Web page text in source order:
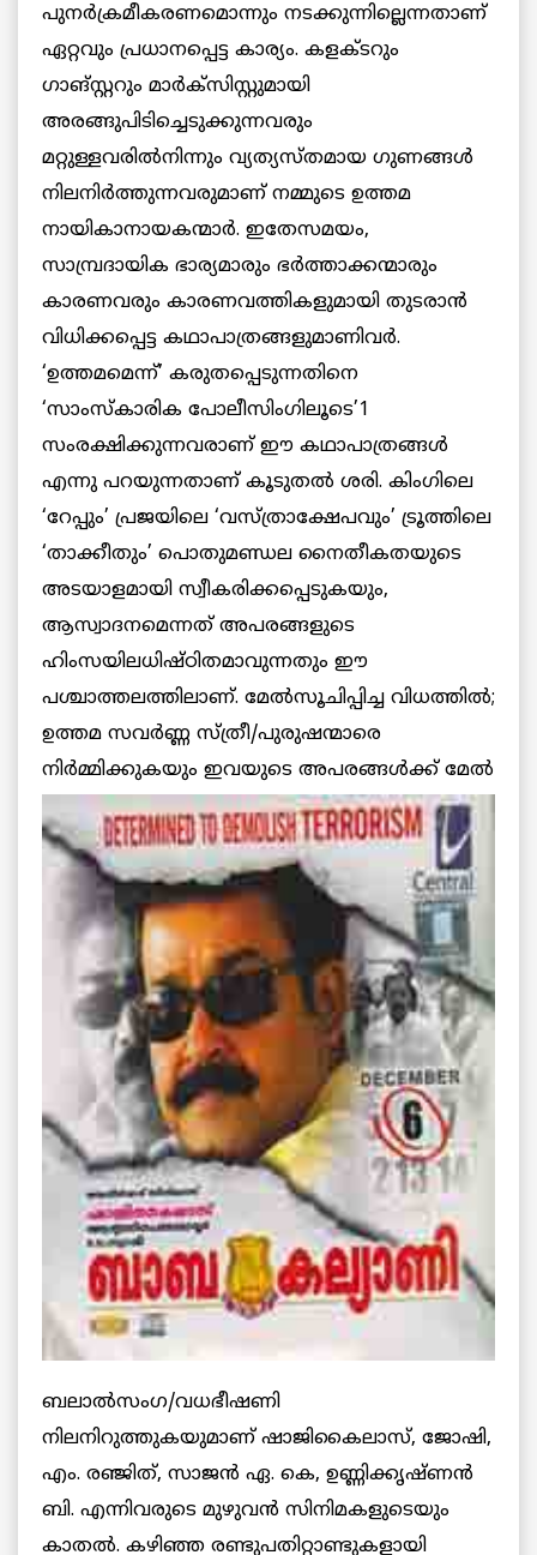
പുനര്‍ക്രമീകരണമൊന്നും നടക്കുന്നില്ലെന്നതാണ്
ഏറ്റവും പ്രധാനപ്പെട്ട കാര്യം. കളക്ടറും
ഗാങ്സ്റ്ററും മാര്‍ക്‌സിസ്റ്റുമായി
അരങ്ങുപിടിച്ചെടുക്കുന്നവരും
മറ്റുള്ളവരില്‍നിന്നും വ്യത്യസ്തമായ ഗുണങ്ങള്‍
നിലനിര്‍ത്തുന്നവരുമാണ് നമ്മുടെ ഉത്തമ
നായികാനായകന്മാര്‍. ഇതേസമയം,
സാമ്പ്രദായിക ഭാര്യമാരും ഭര്‍ത്താക്കന്മാരും
കാരണവരും കാരണവത്തികളുമായി തുടരാന്‍
വിധിക്കപ്പെട്ട കഥാപാത്രങ്ങളുമാണിവര്‍.
‘ഉത്തമമെന്ന്’ കരുതപ്പെടുന്നതിനെ
‘സാംസ്‌കാരിക പോലീസിംഗിലൂടെ’1
സംരക്ഷിക്കുന്നവരാണ് ഈ കഥാപാത്രങ്ങള്‍
എന്നു പറയുന്നതാണ് കൂടുതല്‍ ശരി. കിംഗിലെ
‘റേപ്പും’ പ്രജയിലെ ‘വസ്ത്രാക്ഷേപവും’ ട്രൂത്തിലെ
‘താക്കീതും’ പൊതുമണ്ഡല നൈതീകതയുടെ
അടയാളമായി സ്വീകരിക്കപ്പെടുകയും,
ആസ്വാദനമെന്നത് അപരങ്ങളുടെ
ഹിംസയിലധിഷ്ഠിതമാവുന്നതും ഈ
പശ്ചാത്തലത്തിലാണ്. മേല്‍സൂചിപ്പിച്ച വിധത്തില്‍;
ഉത്തമ സവര്‍ണ്ണ സ്ത്രീ/പുരുഷന്മാരെ
നിര്‍മ്മിക്കുകയും ഇവയുടെ അപരങ്ങള്‍ക്ക് മേല്‍
ബലാല്‍സംഗ/വധഭീഷണി
നിലനിറുത്തുകയുമാണ് ഷാജികൈലാസ്, ജോഷി,
എം. രഞ്ജിത്, സാജന്‍ ഏ. കെ, ഉണ്ണിക്കൃഷ്ണന്‍
ബി. എന്നിവരുടെ മുഴുവന്‍ സിനിമകളുടെയും
കാതല്‍. കഴിഞ്ഞ രണ്ടുപതിറ്റാണ്ടുകളായി